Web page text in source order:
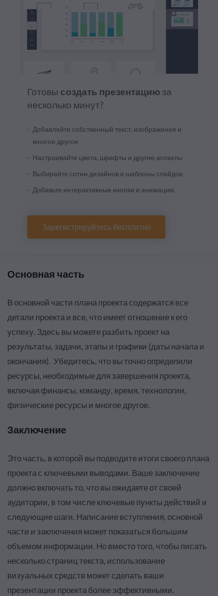
Готовы создать презентацию за
несколько минут?
Добавляйте собственный текст, изображения и
многое другое
Настраивайте цвета, шрифты и другие аспекты
Выбирайте сотни дизайнов и шаблоны слайдов
Добавьте интерактивные кнопки и анимацию
Зарегистрируйтесь бесплатно
Основная часть
В основной части плана проекта содержатся все
детали проекта и все, что имеет отношение к его
успеху. Здесь вы можете разбить проект на
результаты, задачи, этапы и графики (даты начала и
окончания). Убедитесь, что вы точно определили
ресурсы, необходимые для завершения проекта,
включая финансы, команду, время, технологии,
физические ресурсы и многое другое.
Заключение
Это часть, в которой вы подводите итоги своего плана
проекта с ключевыми выводами. Ваше заключение
должно включать то, что вы ожидаете от своей
аудитории, в том числе ключевые пункты действий и
следующие шаги. Написание вступления, основной
части и заключения может показаться большим
объемом информации. Но вместо того, чтобы писать
несколько страниц текста, использование
визуальных средств может сделать ваши
презентации проекта более эффективными.